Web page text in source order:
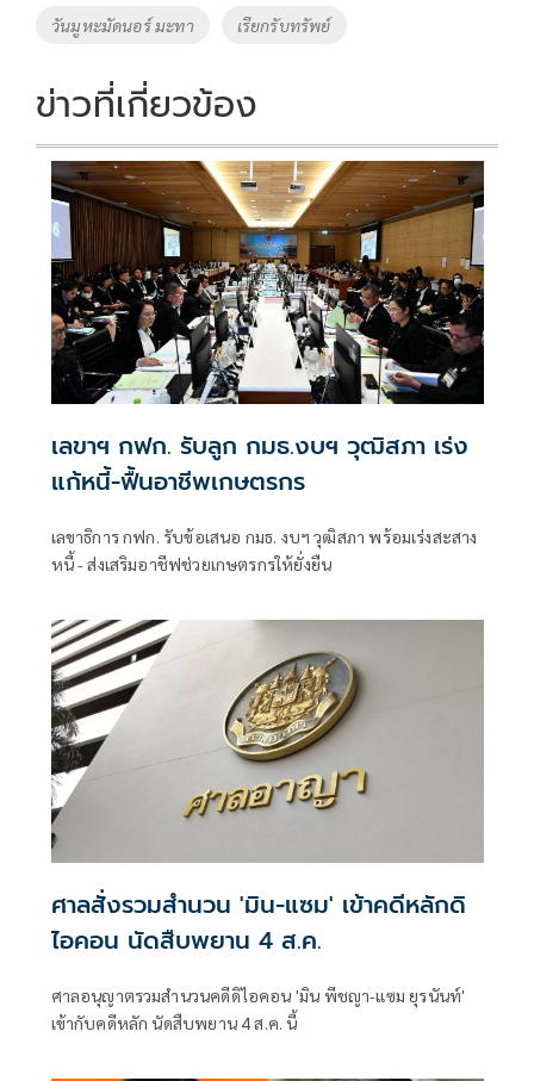
k k
วันมูหะมัดนอร์ มะทา เรียกรับทรัพย์
ข่าวที่เกี่ยวข้อง
เลขาฯ กฟก. รับลูก กมธ.งบฯ วุฒิสภา เร่ง
แก้หนี้-ฟื้นอาชีพเกษตรกร
เลขาธิการ กฟก. รับข้อเสนอ กมธ. งบฯ วุฒิสภา พร้อมเร่งสะสาง
หนี้ - ส่งเสริมอาชีฟช่วยเกษตรกรให้ยั่งยืน
ศาลสั่งรวมสำนวน 'มิน-แซม' เข้าคดีหลักดิ
ไอคอน นัดสืบพยาน 4 ส.ค.
ศาลอนุญาตรวมสำนวนคดีดิไอคอน 'มิน พีชญา-แซม ยุรนันท์'
เข้ากับคดีหลัก นัดสืบพยาน 4 ส.ค. นี้